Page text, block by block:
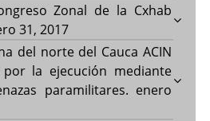
Zonal de la Cxhab
31, 2017
del norte del Cauca ACIN
la ejecución mediante
paramilitares. enero